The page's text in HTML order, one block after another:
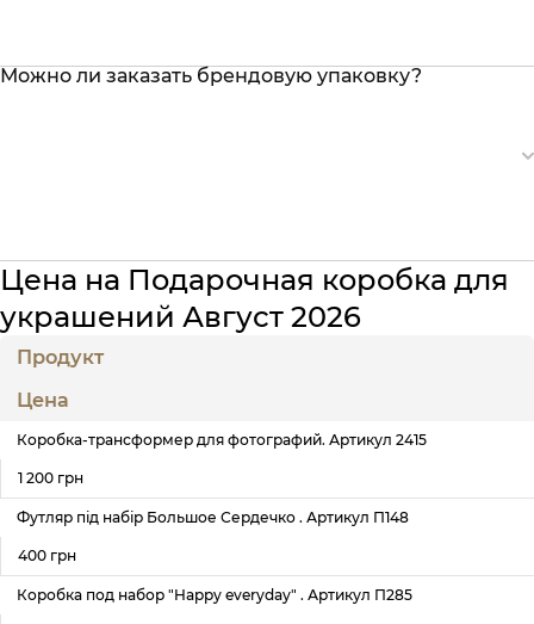
Можно ли заказать брендовую упаковку?
Цена на Подарочная коробка для
украшений Август 2026
Продукт
Цена
Коробка-трансформер для фотографий. Артикул 2415
1 200 грн
Футляр під набір Большое Сердечко . Артикул П148
400 грн
Коробка под набор "Happy everyday" . Артикул П285